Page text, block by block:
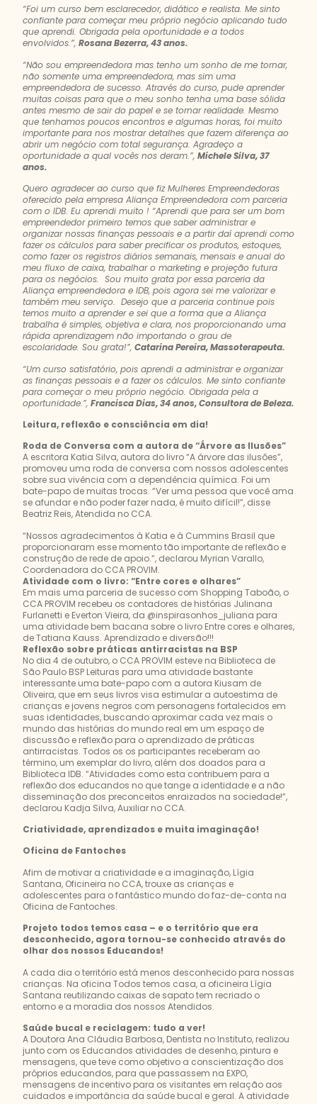
“Foi um curso bem esclarecedor, didático e realista. Me sinto
confiante para começar meu próprio negócio aplicando tudo
que aprendi. Obrigada pela oportunidade e a todos
envolvidos.”, Rosana Bezerra, 43 anos.
“Não sou empreendedora mas tenho um sonho de me tornar,
não somente uma empreendedora, mas sim uma
empreendedora de sucesso. Através do curso, pude aprender
muitas coisas para que o meu sonho tenha uma base sólida
antes mesmo de sair do papel e se tornar realidade. Mesmo
que tenhamos poucos encontros e algumas horas, foi muito
importante para nos mostrar detalhes que fazem diferença ao
abrir um negócio com total segurança. Agradeço a
oportunidade a qual vocês nos deram.”, Michele Silva, 37
anos.
Quero agradecer ao curso que fiz Mulheres Empreendedoras
oferecido pela empresa Aliança Empreendedora com parceria
com o IDB. Eu aprendi muito ! “Aprendi que para ser um bom
empreendedor primeiro temos que saber administrar e
organizar nossas finanças pessoais e a partir daí aprendi como
fazer os cálculos para saber precificar os produtos, estoques,
como fazer os registros diários semanais, mensais e anual do
meu fluxo de caixa, trabalhar o marketing e projeção futura
para os negócios. Sou muito grata por essa parceria da
Aliança empreendedora e IDB, pois agora sei me valorizar e
também meu serviço. Desejo que a parceria continue pois
temos muito a aprender e sei que a forma que a Aliança
trabalha é simples, objetiva e clara, nos proporcionando uma
rápida aprendizagem não importando o grau de
escolaridade. Sou grata!”, Catarina Pereira, Massoterapeuta.
“Um curso satisfatório, pois aprendi a administrar e organizar
as finanças pessoais e a fazer os cálculos. Me sinto confiante
para começar o meu próprio negócio. Obrigada pela a
oportunidade.”, Francisca Dias, 34 anos, Consultora de Beleza.
Leitura, reflexão e consciência em dia!
Roda de Conversa com a autora de “Árvore as Ilusões”
A escritora Katia Silva, autora do livro “A árvore das ilusões”,
promoveu uma roda de conversa com nossos adolescentes
sobre sua vivência com a dependência química. Foi um
bate-papo de muitas trocas. “Ver uma pessoa que você ama
se afundar e não poder fazer nada, é muito difícil!”, disse
Beatriz Reis, Atendida no CCA.
“Nossos agradecimentos à Katia e à Cummins Brasil que
proporcionaram esse momento tão importante de reflexão e
construção de rede de apoio.”, declarou Myrian Varallo,
Coordenadora do CCA PROVIM.
Atividade com o livro: “Entre cores e olhares”
Em mais uma parceria de sucesso com Shopping Taboão, o
CCA PROVIM recebeu os contadores de histórias Julinana
Furlanetti e Everton Vieira, da @inspirasonhos_juliana para
uma atividade bem bacana sobre o livro Entre cores e olhares,
de Tatiana Kauss. Aprendizado e diversão!!!
Reflexão sobre práticas antirracistas na BSP
No dia 4 de outubro, o CCA PROVIM esteve na Biblioteca de
São Paulo BSP Leituras para uma atividade bastante
interessante uma bate-papo com a autora Kiusam de
Oliveira, que em seus livros visa estimular a autoestima de
crianças e jovens negros com personagens fortalecidos em
suas identidades, buscando aproximar cada vez mais o
mundo das histórias do mundo real em um espaço de
discussão e reflexão para o aprendizado de práticas
antirracistas. Todos os os participantes receberam ao
término, um exemplar do livro, além dos doados para a
Biblioteca IDB. “Atividades como esta contribuem para a
reflexão dos educandos no que tange a identidade e a não
disseminação dos preconceitos enraizados na sociedade!”,
declarou Kadja Silva, Auxiliar no CCA.
Criatividade, aprendizados e muita imaginação!
Oficina de Fantoches
Afim de motivar a criatividade e a imaginação, Lígia
Santana, Oficineira no CCA, trouxe as crianças e
adolescentes para o fantástico mundo do faz-de-conta na
Oficina de Fantoches.
Projeto todos temos casa – e o território que era
desconhecido, agora tornou-se conhecido através do
olhar dos nossos Educandos!
A cada dia o território está menos desconhecido para nossas
crianças. Na oficina Todos temos casa, a oficineira Lígia
Santana reutilizando caixas de sapato tem recriado o
entorno e a moradia dos nossos Atendidos.
Saúde bucal e reciclagem: tudo a ver!
A Doutora Ana Cláudia Barbosa, Dentista no Instituto, realizou
junto com os Educandos atividades de desenho, pintura e
mensagens, que teve como objetivo a conscientização dos
próprios educandos, para que passassem na EXPO,
mensagens de incentivo para os visitantes em relação aos
cuidados e importância da saúde bucal e geral. A atividade